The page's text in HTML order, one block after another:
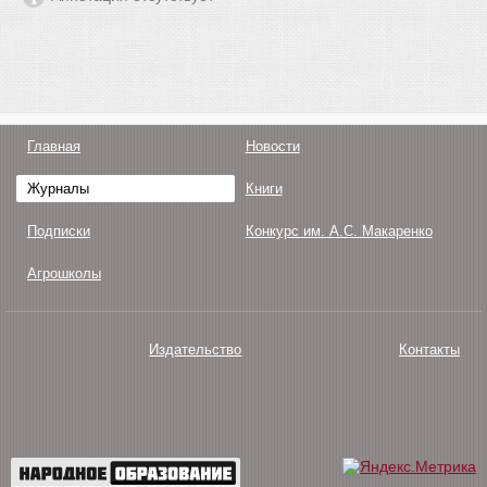
Главная Новости
Журналы Книги
Подписки Конкурс им. А.С. Макаренко
Агрошколы
Издательство Контакты